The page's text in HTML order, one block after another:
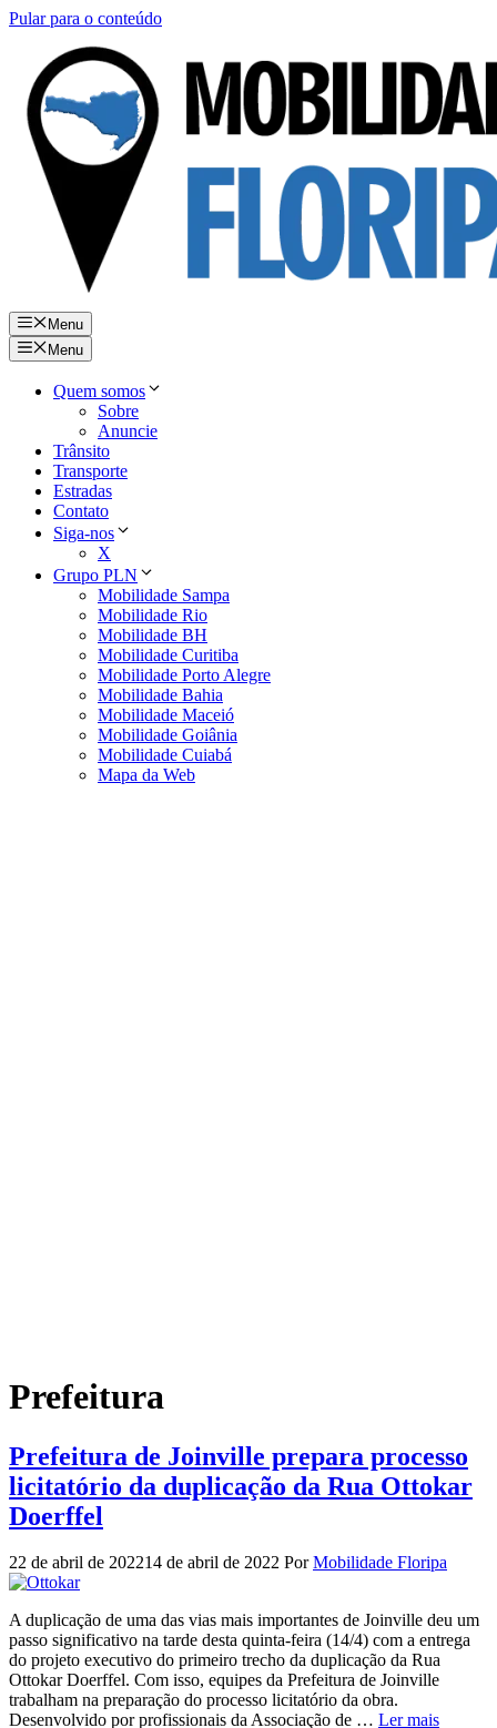
Pular para o conteúdo
Menu
Menu
Quem somos
Sobre
Anuncie
Trânsito
Transporte
Estradas
Contato
Siga-nos
X
Grupo PLN
Mobilidade Sampa
Mobilidade Rio
Mobilidade BH
Mobilidade Curitiba
Mobilidade Porto Alegre
Mobilidade Bahia
Mobilidade Maceió
Mobilidade Goiânia
Mobilidade Cuiabá
Mapa da Web
Prefeitura
Prefeitura de Joinville prepara processo
licitatório da duplicação da Rua Ottokar
Doerffel
22 de abril de 202214 de abril de 2022 PorMobilidade Floripa
A duplicação de uma das vias mais importantes de Joinville deu um
passo significativo na tarde desta quinta-feira (14/4) com a entrega
do projeto executivo do primeiro trecho da duplicação da Rua
Ottokar Doerffel. Com isso, equipes da Prefeitura de Joinville
trabalham na preparação do processo licitatório da obra.
Desenvolvido por profissionais da Associação de … Ler mais